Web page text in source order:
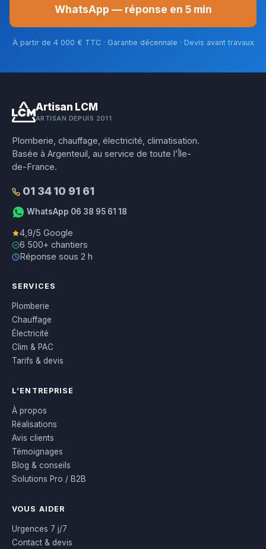
WhatsApp — réponse en 5 min
À partir de 4 000 € TTC · Garantie décennale · Devis avant travaux
Artisan LCM
ARTISAN DEPUIS 2011
Plomberie, chauffage, électricité, climatisation.
Basée à Argenteuil, au service de toute l’Île-
de-France.
01 34 10 91 61
WhatsApp 06 38 95 61 18
4,9/5 Google
6 500+ chantiers
Réponse sous 2 h
SERVICES
Plomberie
Chauffage
Électricité
Clim & PAC
Tarifs & devis
L’ENTREPRISE
À propos
Réalisations
Avis clients
Témoignages
Blog & conseils
Solutions Pro / B2B
VOUS AIDER
Urgences 7 j/7
Contact & devis